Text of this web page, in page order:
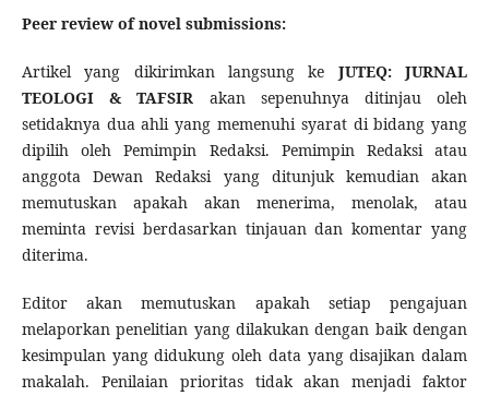
Peer review of novel submissions:
Artikel yang dikirimkan langsung ke JUTEQ: JURNAL
TEOLOGI & TAFSIR akan sepenuhnya ditinjau oleh
setidaknya dua ahli yang memenuhi syarat di bidang yang
dipilih oleh Pemimpin Redaksi. Pemimpin Redaksi atau
anggota Dewan Redaksi yang ditunjuk kemudian akan
memutuskan apakah akan menerima, menolak, atau
meminta revisi berdasarkan tinjauan dan komentar yang
diterima.
Editor akan memutuskan apakah setiap pengajuan
melaporkan penelitian yang dilakukan dengan baik dengan
kesimpulan yang didukung oleh data yang disajikan dalam
makalah. Penilaian prioritas tidak akan menjadi faktor